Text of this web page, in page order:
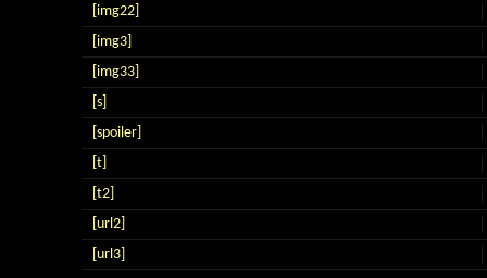
[img22]
[img3]
[img33]
[s]
[spoiler]
[t]
[t2]
[url2]
[url3]